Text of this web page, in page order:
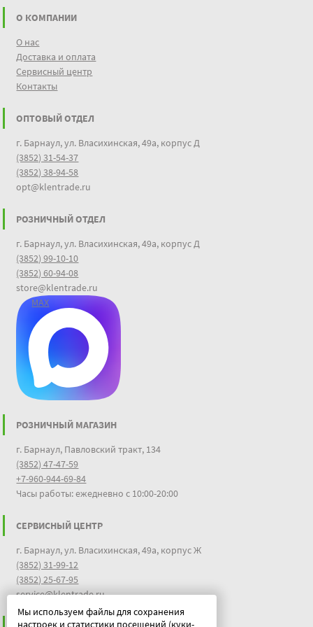
Мы используем файлы для сохранения
настроек и статистики посещений (куки-
О КОМПАНИИ
О нас
Доставка и оплата
Сервисный центр
Контакты
ОПТОВЫЙ ОТДЕЛ
г. Барнаул, ул. Власихинская, 49а, корпус Д
(3852) 31-54-37
(3852) 38-94-58
opt@klentrade.ru
РОЗНИЧНЫЙ ОТДЕЛ
г. Барнаул, ул. Власихинская, 49а, корпус Д
(3852) 99-10-10
(3852) 60-94-08
store@klentrade.ru
MAX
РОЗНИЧНЫЙ МАГАЗИН
г. Барнаул, Павловский тракт, 134
(3852) 47-47-59
+7-960-944-69-84
Часы работы: ежедневно с 10:00-20:00
СЕРВИСНЫЙ ЦЕНТР
г. Барнаул, ул. Власихинская, 49а, корпус Ж
(3852) 31-99-12
(3852) 25-67-95
service@klentrade.ru